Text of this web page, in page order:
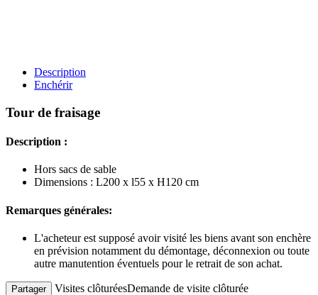
Description
Enchérir
Tour de fraisage
Description :
Hors sacs de sable
Dimensions : L200 x l55 x H120 cm
Remarques générales:
L'acheteur est supposé avoir visité les biens avant son enchère
en prévision notamment du démontage, déconnexion ou toute
autre manutention éventuels pour le retrait de son achat.
Partager Visites clôturéesDemande de visite clôturée